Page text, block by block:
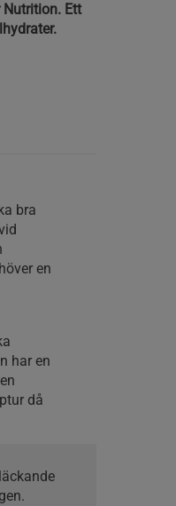
Ett
bra
en
har en
då